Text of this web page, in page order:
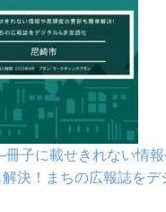
子に載せきれない情
決！まちの広報誌をデ